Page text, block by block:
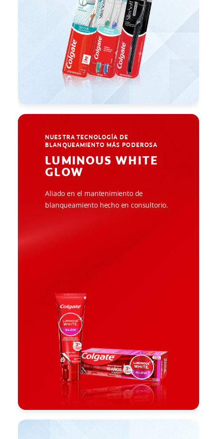
NUESTRA TECNOLOGÍA DE
BLANQUEAMIENTO MÁS PODEROSA
LUMINOUS WHITE
GLOW
Aliado en el mantenimiento de
blanqueamiento hecho en consultorio.